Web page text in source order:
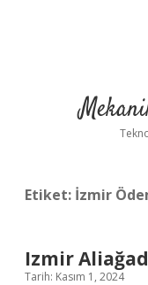
Etiket: İzmir
Izmir
Tarih: Kasım 1, 2024